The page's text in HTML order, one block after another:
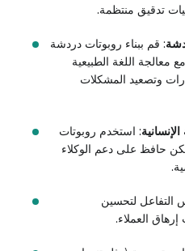
تدقيق منتظمة.
: قم ببناء روبوتات دردشة
معالجة اللغة الطبيعية
وتصعيد المشكلات
: استخدم روبوتات
حافظ على دعم الوكلاء
التفاعل لتحسين
العملاء.